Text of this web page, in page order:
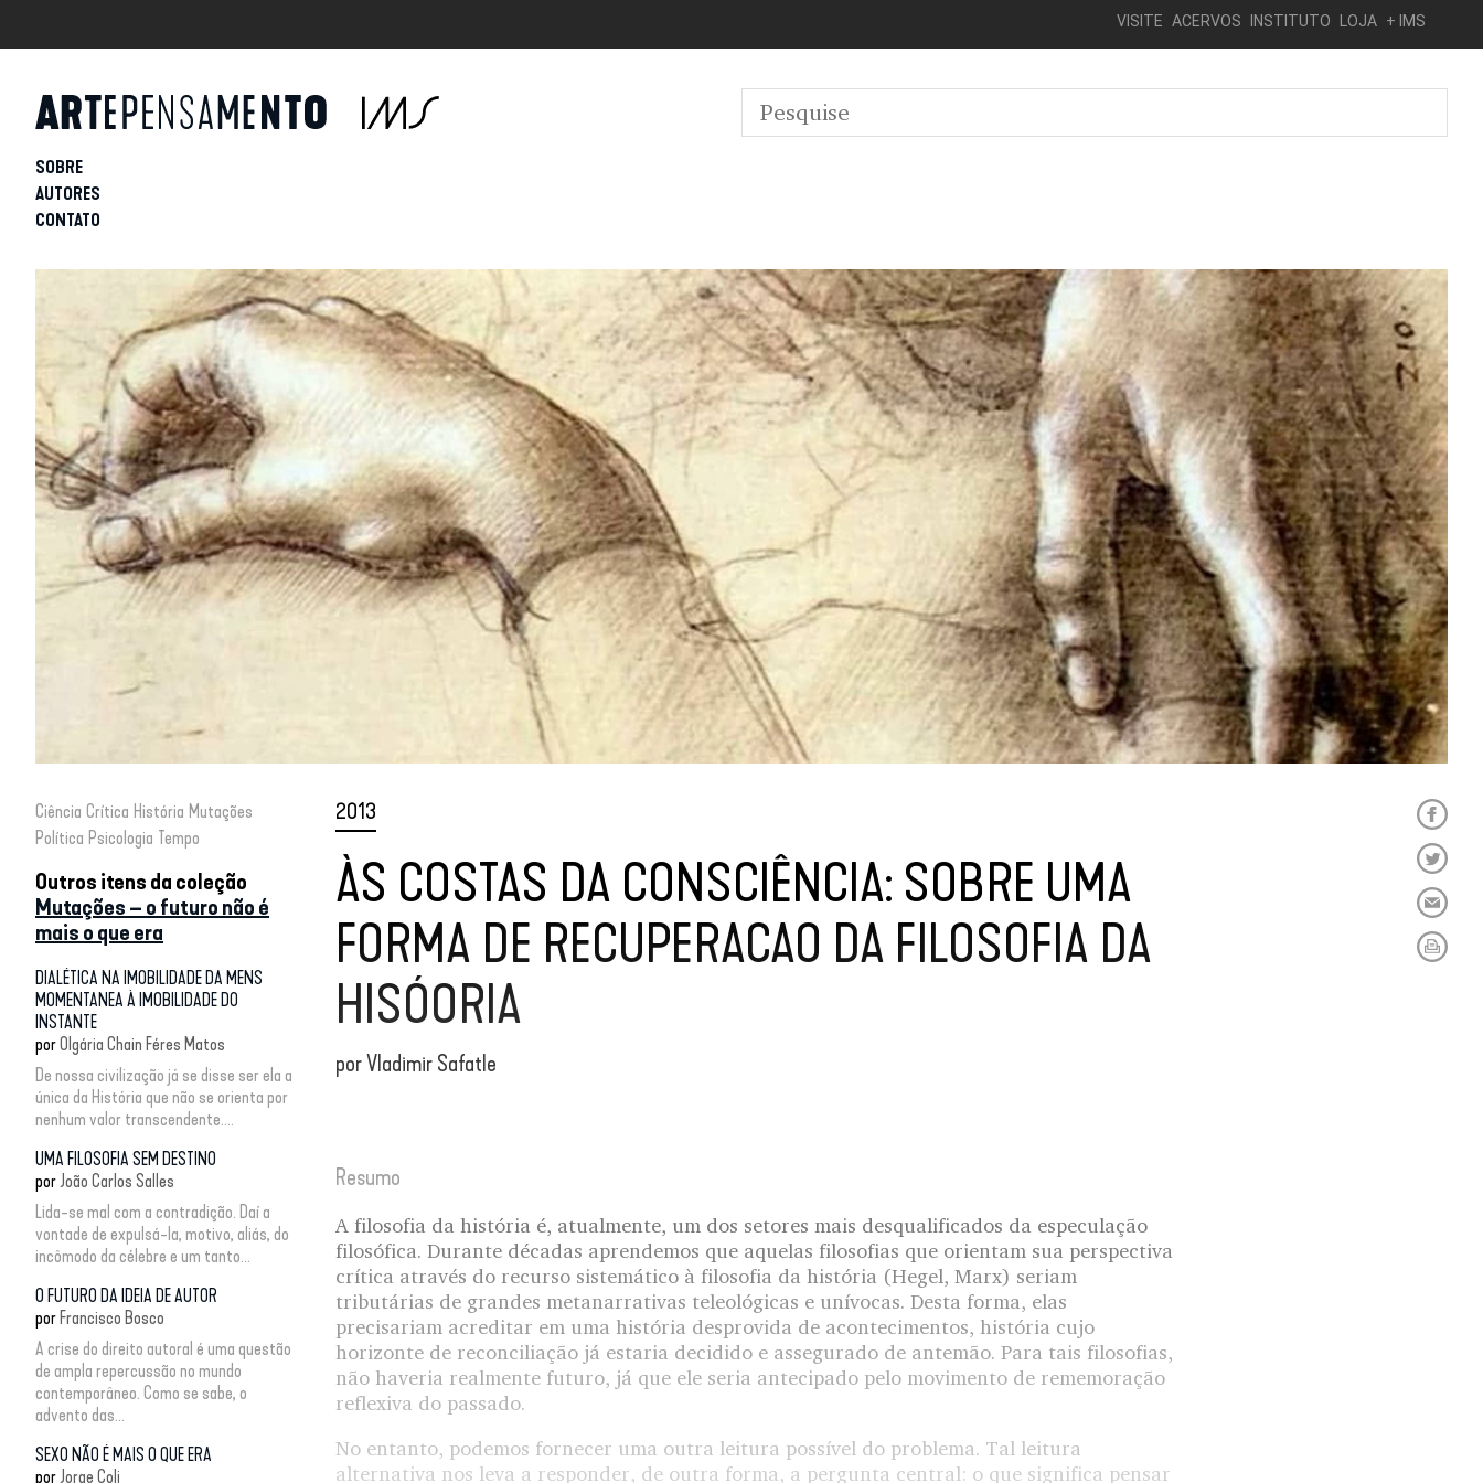
VISITE ACERVOS INSTITUTO LOJA + IMS
SOBRE
AUTORES
CONTATO
Ciência Crítica História Mutações
Política Psicologia Tempo
Outros itens da coleção
Mutações – o futuro não é
mais o que era
DIALÉTICA NA IMOBILIDADE DA MENS
MOMENTANEA À IMOBILIDADE DO
INSTANTE
porOlgária Chain Féres Matos
De nossa civilização já se disse ser ela a
única da História que não se orienta por
nenhum valor transcendente....
UMA FILOSOFIA SEM DESTINO
por João Carlos Salles
Lida-se mal com a contradição. Daí a
vontade de expulsá-la, motivo, aliás, do
incômodo da célebre e um tanto...
O FUTURO DA IDEIA DE AUTOR
por Francisco Bosco
A crise do direito autoral é uma questão
de ampla repercussão no mundo
contemporâneo. Como se sabe, o
advento das...
SEXO NÃO É MAIS O QUE ERA
por Jorge Coli
2013
ÀS COSTAS DA CONSCIÊNCIA: SOBRE UMA
FORMA DE RECUPERACAO DA FILOSOFIA DA
HISÓORIA
porVladimir Safatle
Resumo
A filosofia da história é, atualmente, um dos setores mais desqualificados da especulação
filosófica. Durante décadas aprendemos que aquelas filosofias que orientam sua perspectiva
crítica através do recurso sistemático à filosofia da história (Hegel, Marx) seriam
tributárias de grandes metanarrativas teleológicas e unívocas. Desta forma, elas
precisariam acreditar em uma história desprovida de acontecimentos, história cujo
horizonte de reconciliação já estaria decidido e assegurado de antemão. Para tais filosofias,
não haveria realmente futuro, já que ele seria antecipado pelo movimento de rememoração
reflexiva do passado.
No entanto, podemos fornecer uma outra leitura possível do problema. Tal leitura
alternativa nos leva a responder, de outra forma, a pergunta central: o que significa pensar